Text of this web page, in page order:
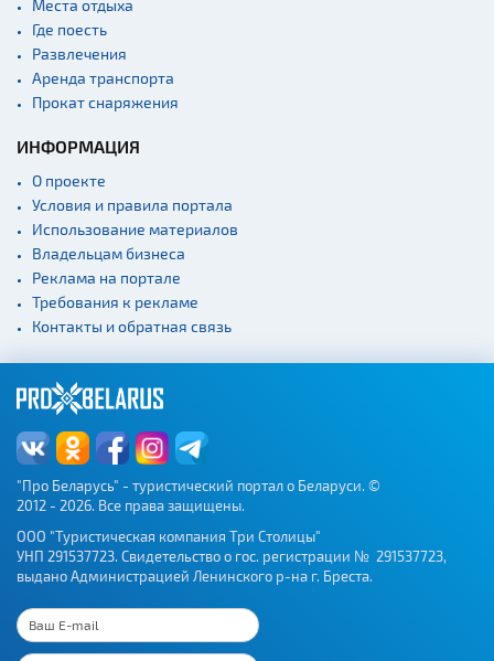
Места отдыха
Где поесть
Развлечения
Аренда транспорта
Прокат снаряжения
ИНФОРМАЦИЯ
О проекте
Условия и правила портала
Использование материалов
Владельцам бизнеса
Реклама на портале
Требования к рекламе
Контакты и обратная связь
"Про Беларусь" - туристический портал о Беларуси. ©
2012 - 2026. Все права защищены.
ООО "Туристическая компания Три Столицы"
УНП 291537723. Свидетельство о гос. регистрации № 291537723,
выдано Администрацией Ленинского р-на г. Бреста.